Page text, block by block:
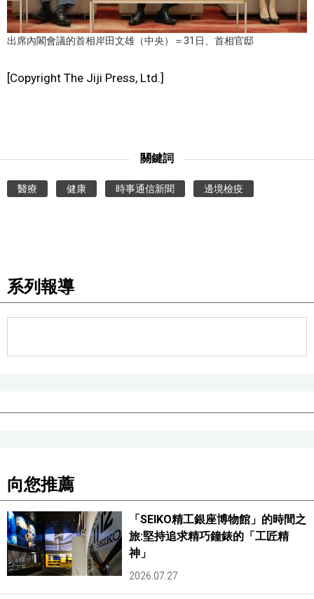
出席內閣會議的首相岸田文雄（中央）＝31日、首相官邸
[Copyright The Jiji Press, Ltd.]
關鍵詞
醫療 健康 時事通信新聞 邊境檢疫
系列報導
向您推薦
「SEIKO精工銀座博物館」的時間之
旅:堅持追求精巧鐘錶的「工匠精
神」
2026.07.27